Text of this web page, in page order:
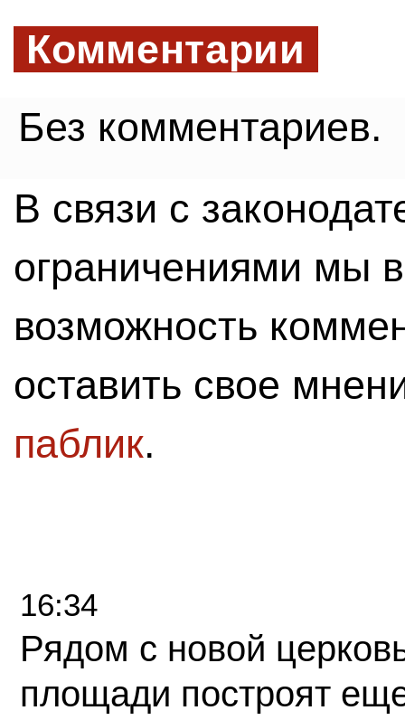
Комментарии
Без комментариев.
В связи с
ограничениями мы
возможность
оставить свое
паблик.
16:34
Рядом с новой
площади построят